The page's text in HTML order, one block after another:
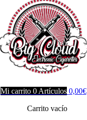
Mi carrito 0 Artículos 0,00€
Carrito vacío